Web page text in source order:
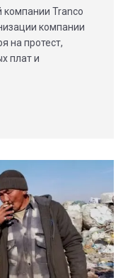
Tranco
компании
на протест,
плат и